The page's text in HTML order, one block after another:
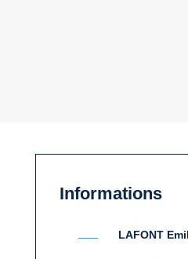
Informations
LAFONT